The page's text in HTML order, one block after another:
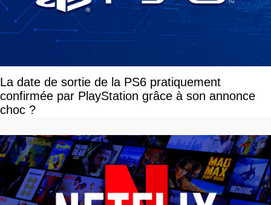
La date de sortie de la PS6 pratiquement
confirmée par PlayStation grâce à son annonce
choc ?